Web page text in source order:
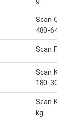
Scan
480-640
Scan
Scan
180-300
Scan
kg.